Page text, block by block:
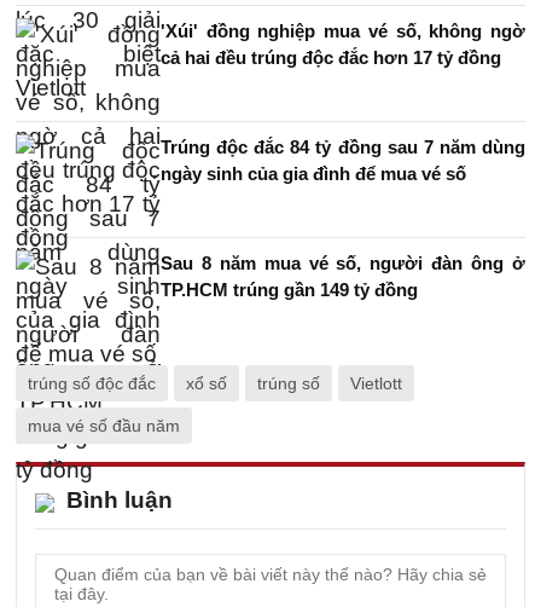
'Xúi' đồng nghiệp mua vé số, không ngờ
cả hai đều trúng độc đắc hơn 17 tỷ đồng
Trúng độc đắc 84 tỷ đồng sau 7 năm dùng
ngày sinh của gia đình để mua vé số
Sau 8 năm mua vé số, người đàn ông ở
TP.HCM trúng gần 149 tỷ đồng
trúng số độc đắc xổ số trúng số Vietlott
mua vé số đầu năm
Bình luận